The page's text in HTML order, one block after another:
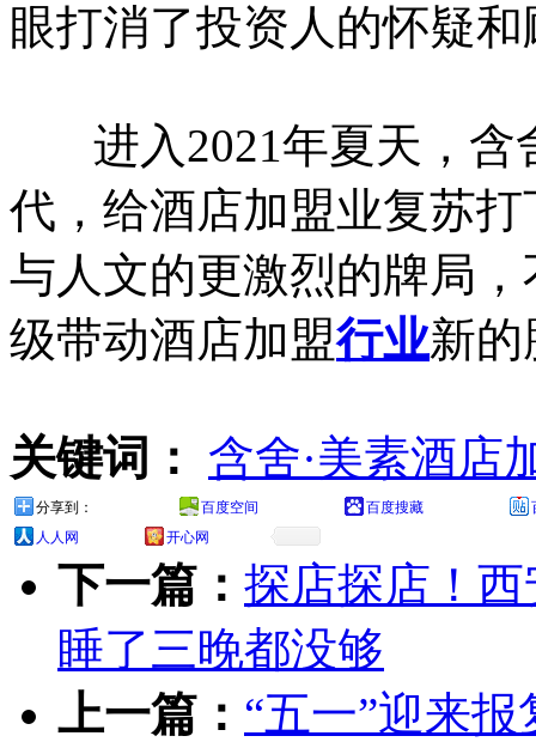
眼打消了投资人的怀疑
进入2021年夏天，含
代，给酒店加盟业复苏
与人文的更激烈的牌局
级带动酒店加盟行业新的
关键词： 含舍·美素酒店
分享到： 百度空间 百度搜藏
人人网
开心网
下一篇： 探店探店！
睡了三晚都没够
上一篇： “五一”迎来